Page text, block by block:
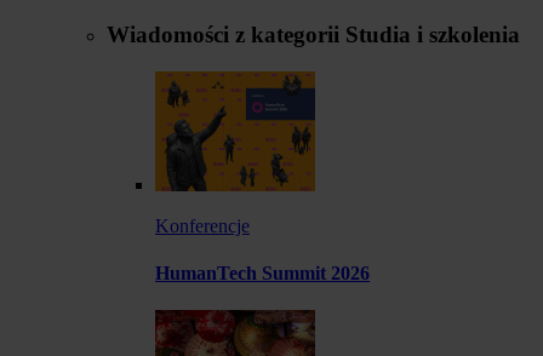
Wiadomości z kategorii Studia i szkolenia
Konferencje
HumanTech Summit 2026